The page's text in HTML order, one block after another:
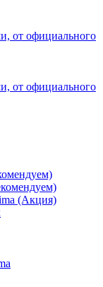
(Акция)